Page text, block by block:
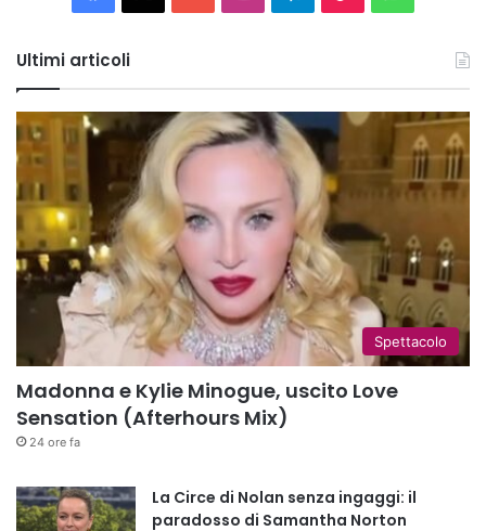
Ultimi articoli
Spettacolo
Madonna e Kylie Minogue, uscito Love
Sensation (Afterhours Mix)
24 ore fa
La Circe di Nolan senza ingaggi: il
paradosso di Samantha Norton